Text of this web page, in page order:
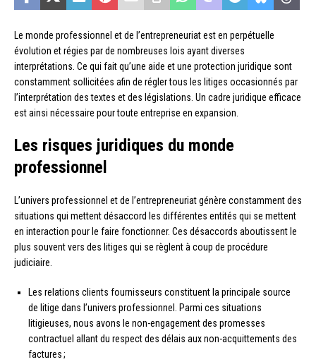
Le monde professionnel et de l’entrepreneuriat est en perpétuelle
évolution et régies par de nombreuses lois ayant diverses
interprétations. Ce qui fait qu’une aide et une protection juridique sont
constamment sollicitées afin de régler tous les litiges occasionnés par
l’interprétation des textes et des législations. Un cadre juridique efficace
est ainsi nécessaire pour toute entreprise en expansion.
Les risques juridiques du monde
professionnel
L’univers professionnel et de l’entrepreneuriat génère constamment des
situations qui mettent désaccord les différentes entités qui se mettent
en interaction pour le faire fonctionner. Ces désaccords aboutissent le
plus souvent vers des litiges qui se règlent à coup de procédure
judiciaire.
Les relations clients fournisseurs constituent la principale source
de litige dans l’univers professionnel. Parmi ces situations
litigieuses, nous avons le non-engagement des promesses
contractuel allant du respect des délais aux non-acquittements des
factures ;